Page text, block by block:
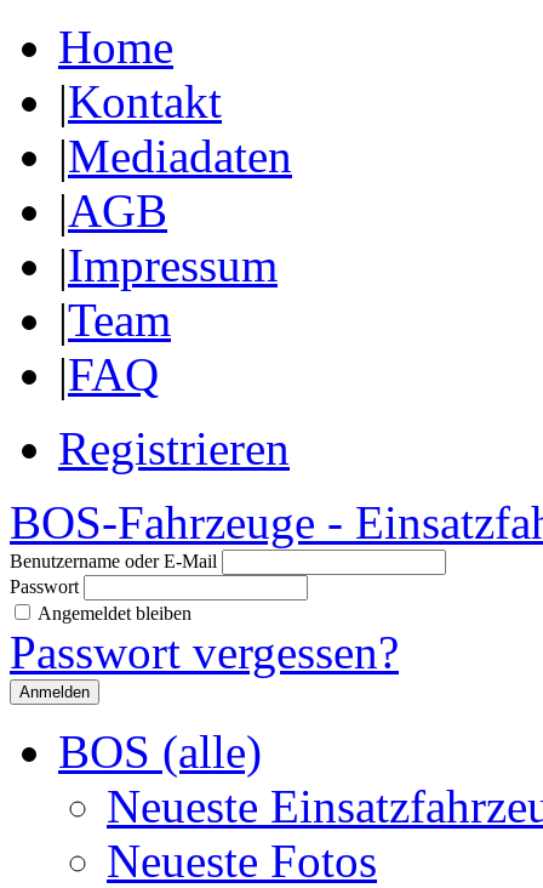
Home
|Kontakt
|Mediadaten
|AGB
|Impressum
|Team
|FAQ
Registrieren
BOS-Fahrzeuge -
Benutzername oder E-Mail
Passwort
Angemeldet bleiben
Passwort vergessen?
BOS (alle)
Neueste
Neueste Fotos